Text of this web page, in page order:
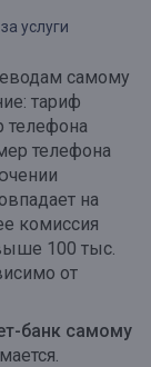
услуги
самому
тариф
телефона
телефона
на
комиссия
100 тыс.
от
банк самому